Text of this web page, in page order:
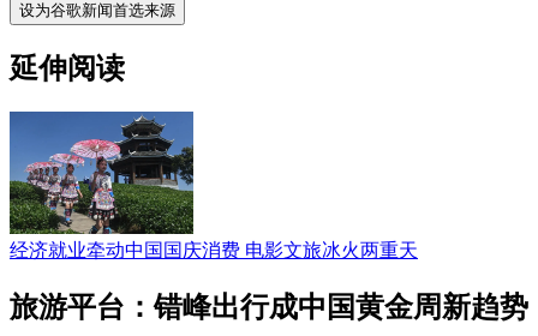
设为谷歌新闻首选来源
延伸阅读
经济就业牵动中国国庆消费 电影文旅冰火两重天
旅游平台：错峰出行成中国黄金周新趋势